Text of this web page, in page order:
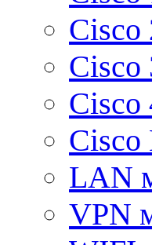
Cisco
Cisco
Cisco
Cisco
LAN
VPN